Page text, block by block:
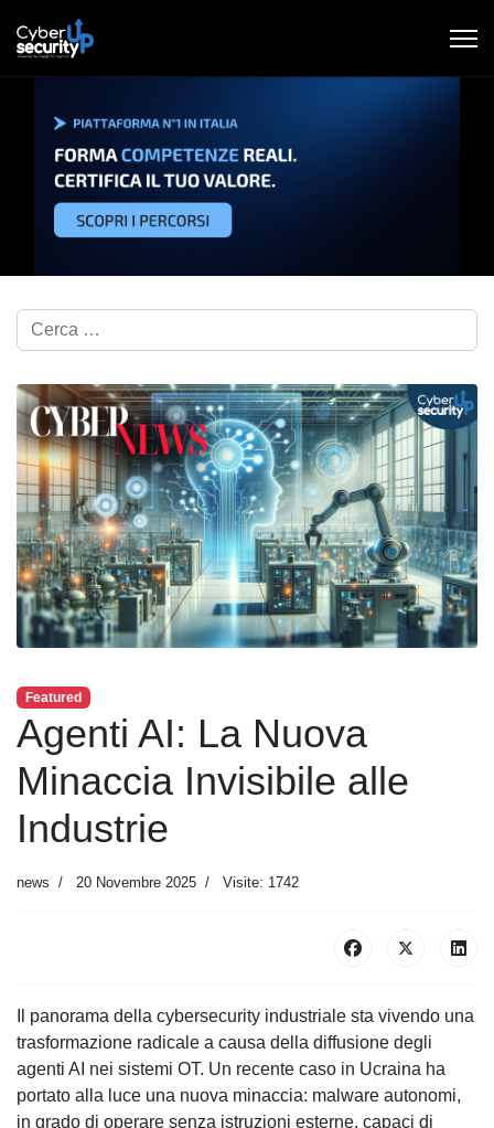
Cerca nel blog...
Featured
Agenti AI: La Nuova
Minaccia Invisibile alle
Industrie
news 20 Novembre 2025 Visite: 1742
Il panorama della cybersecurity industriale sta vivendo una
trasformazione radicale a causa della diffusione degli
agenti AI nei sistemi OT. Un recente caso in Ucraina ha
portato alla luce una nuova minaccia: malware autonomi,
in grado di operare senza istruzioni esterne, capaci di